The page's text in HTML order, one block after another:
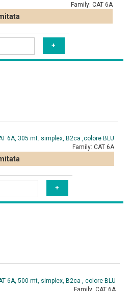
Family: CAT 6A
6A, 305 mt. simplex, B2ca ,colore BLU
Family: CAT 6A
6A, 500 mt, simplex, B2ca , colore BLU
Family: CAT 6A